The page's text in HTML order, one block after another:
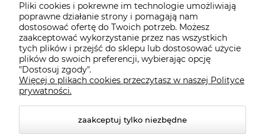
Płatności i dostawa
Informacje
O nas
Pliki cookies i pokrewne im technologie umożliwiają
poprawne działanie strony i pomagają nam
dostosować ofertę do Twoich potrzeb. Możesz
zaakceptować wykorzystanie przez nas wszystkich
tych plików i przejść do sklepu lub dostosować użycie
plików do swoich preferencji, wybierając opcję
"Dostosuj zgody".
Więcej o plikach cookies przeczytasz w naszej Polityce
prywatności.
zaakceptuj tylko niezbędne